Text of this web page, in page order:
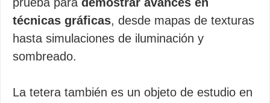
técnicas gráficas, desde mapas de texturas
hasta simulaciones de iluminación y
sombreado.
La tetera también es un objeto de estudio en